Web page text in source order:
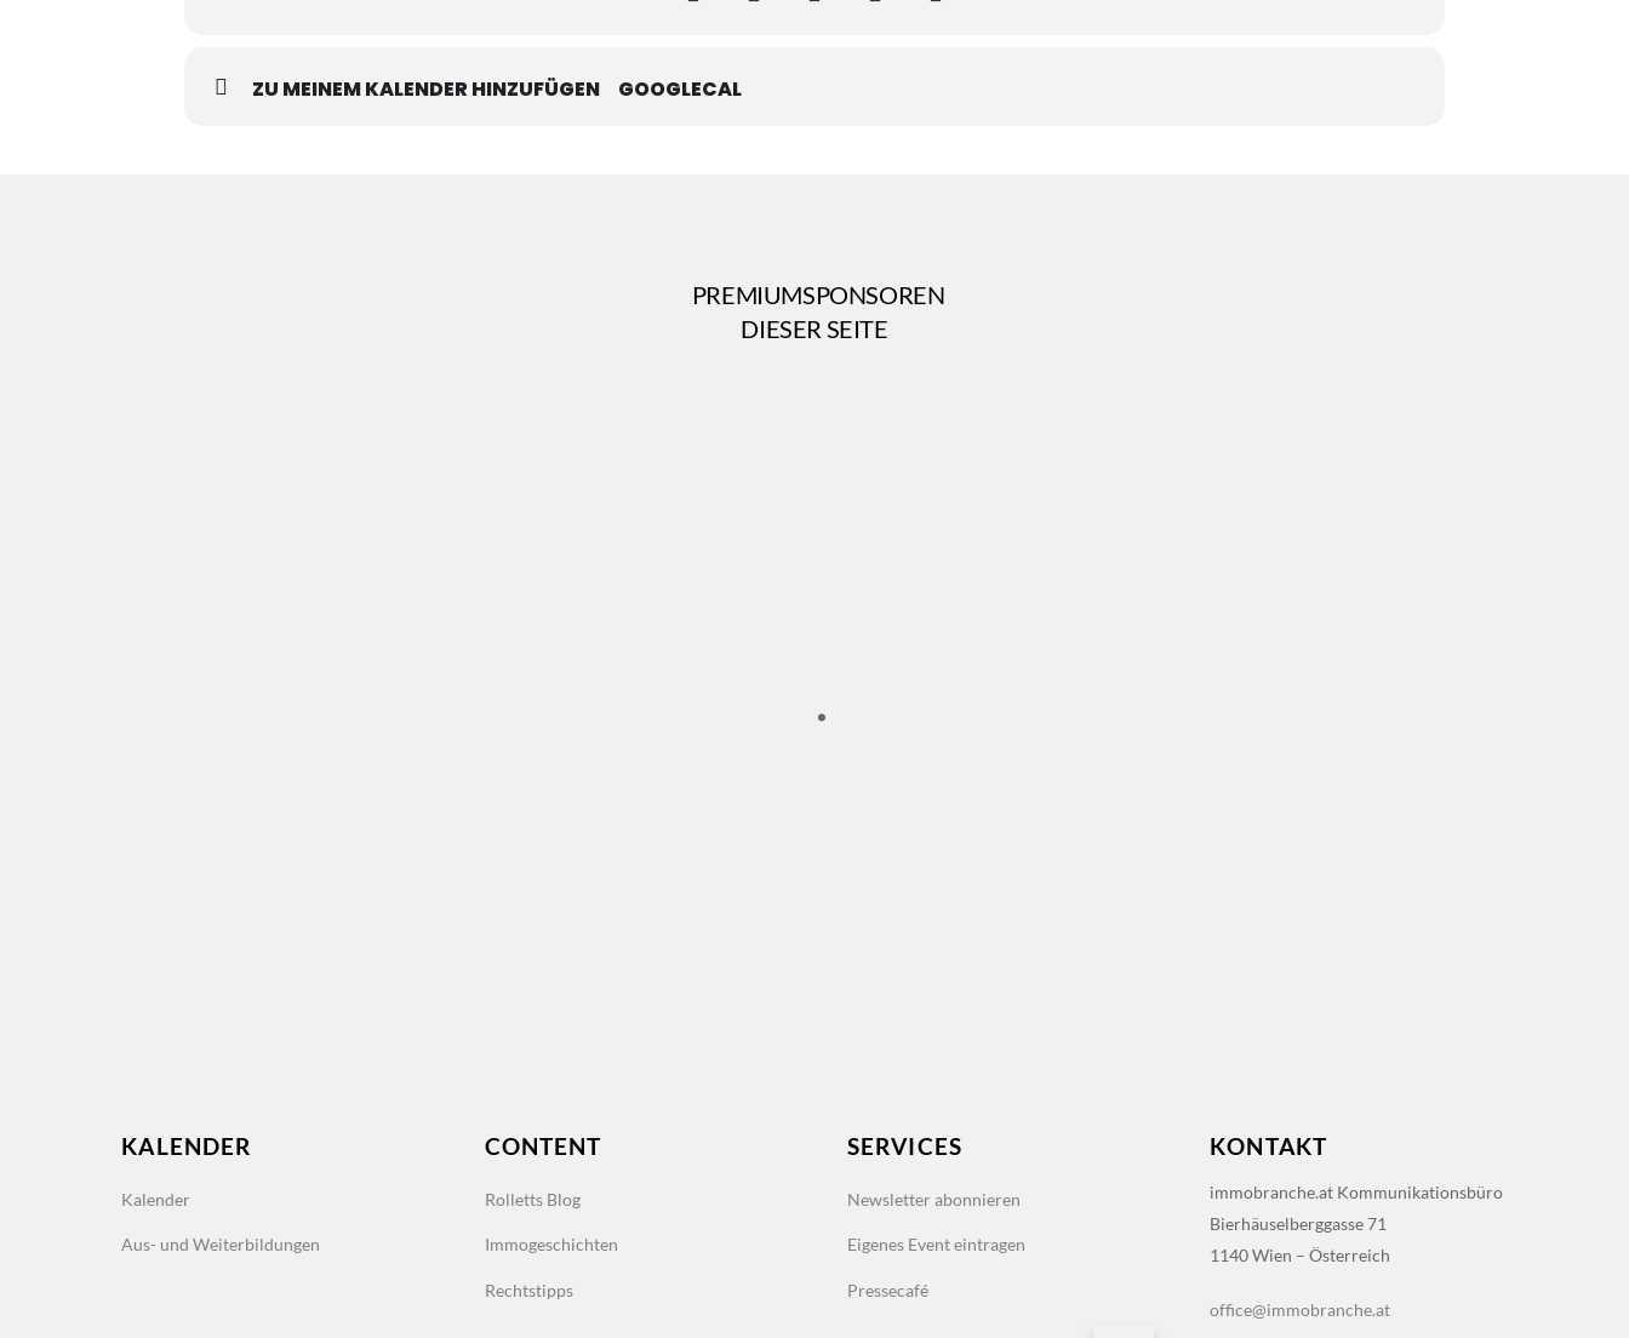
ZU MEINEM KALENDER HINZUFÜGEN GOOGLECAL
PREMIUMSPONSOREN
DIESER SEITE
KALENDER
Kalender
Aus- und Weiterbildungen
CONTENT
Rolletts Blog
Immogeschichten
Rechtstipps
SERVICES
Newsletter abonnieren
Eigenes Event eintragen
Pressecafé
KONTAKT
immobranche.at Kommunikationsbüro
Bierhäuselberggasse 71
1140 Wien – Österreich
office@immobranche.at